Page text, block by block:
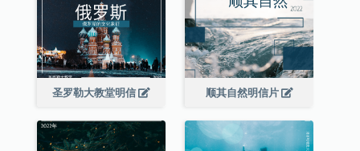
圣罗勒大教堂明信 顺其自然明信片